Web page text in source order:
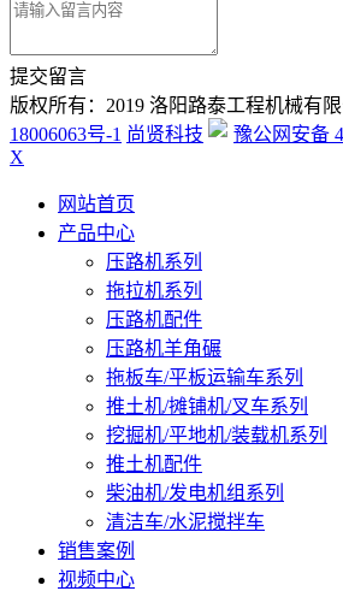
提交留言
版权所有：2019 洛阳路泰工程机械有
18006063号-1 尚贤科技
豫公网安备
X
网站首页
产品中心
压路机系列
拖拉机系列
压路机配件
压路机羊角碾
拖板车/平板运输车系列
推土机/摊铺机/叉车系列
挖掘机/平地机/装载机系列
推土机配件
柴油机/发电机组系列
清洁车/水泥搅拌车
销售案例
视频中心